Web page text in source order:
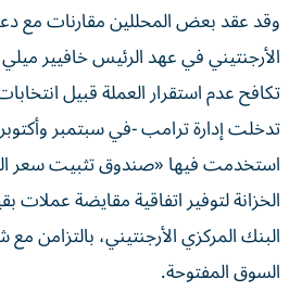
وقد عقد بعض المحللين مقارنات مع
الأرجنتيني في عهد الرئيس خافيير
تكافح عدم استقرار العملة قبيل
استخدمت فيها «صندوق تثبيت سعر
البنك المركزي الأرجنتيني، بالتزامن
السوق المفتوحة.